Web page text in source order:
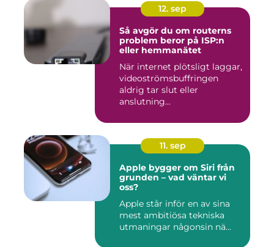
12. sep
Så avgör du om routerns
problem beror på ISP:n
eller hemmanätet
När internet plötsligt laggar,
videoströmsbuffringen
aldrig tar slut eller
anslutning...
11. sep
Apple bygger om Siri från
grunden – vad väntar vi
oss?
Apple står inför en av sina
mest ambitiösa tekniska
utmaningar någonsin nä...